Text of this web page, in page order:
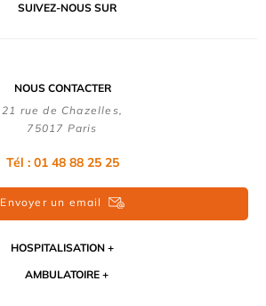
SUIVEZ-NOUS SUR
NOUS CONTACTER
21 rue de Chazelles,
75017 Paris
Tél : 01 48 88 25 25
Envoyer un email
HOSPITALISATION
AMBULATOIRE